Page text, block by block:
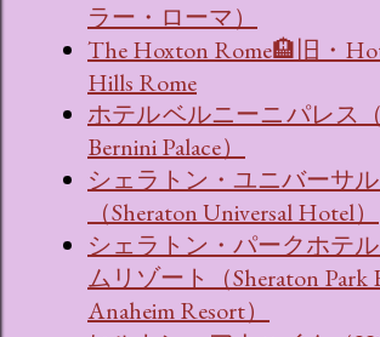
ラー・ローマ）
The Hoxton Rome🏨旧・
Hills Rome
ホテル ベルニーニ パレス
Bernini Palace）
シェラトン・ユニバーサ
（Sheraton Universal Hotel）
シェラトン・パークホテ
ムリゾート（Sheraton Park
Anaheim Resort）